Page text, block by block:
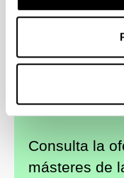
Gestión del
Marketing y
Consulta la
másteres de